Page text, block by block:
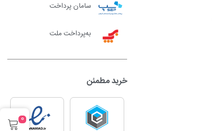
سامان پرداخت
به‌پرداخت ملت
خرید مطمئن
0